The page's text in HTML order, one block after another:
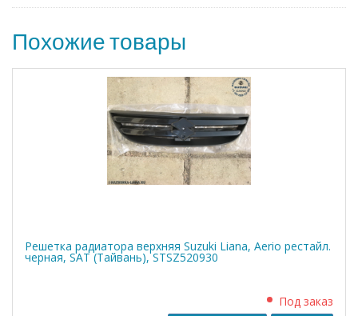
Похожие товары
Решетка радиатора верхняя Suzuki Liana, Aerio рестайл.
черная, SAT (Тайвань), STSZ520930
Под заказ